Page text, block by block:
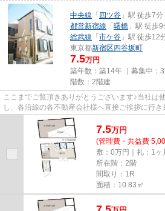
中央線 「 四ツ谷 」駅 徒歩7分
都営新宿線 「 曙橋 」駅 徒歩9
総武線 「 市ケ谷 」駅 徒歩12
東京都新宿区 四谷坂町
7.5万円
築年数：築14年 ｜募集中：
階数：2階建
ここまでご覧頂きありがとうございます♪当社は
し、各沿線の各不動産会社様へ直接ご挨拶に行
しております！最新の情報は...
7.5万円
(管理費・共益費
敷：0万円｜礼：1ヶ
所在階：2階
間取り：1R
面積：10.83㎡